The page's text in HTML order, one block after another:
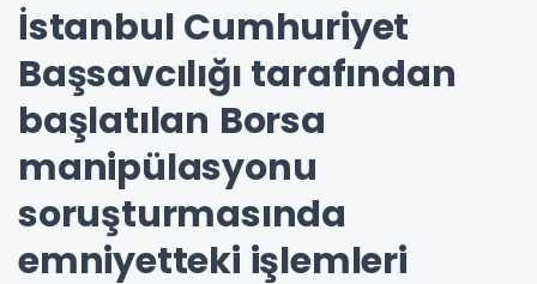
İstanbul Cumhuriyet
Başsavcılığı tarafından
başlatılan Borsa
manipülasyonu
soruşturmasında
emniyetteki işlemleri